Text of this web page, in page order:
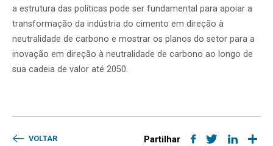
a estrutura das políticas pode ser fundamental para apoiar a
transformação da indústria do cimento em direção à
neutralidade de carbono e mostrar os planos do setor para a
inovação em direção à neutralidade de carbono ao longo de
sua cadeia de valor até 2050.
VOLTAR Partilhar